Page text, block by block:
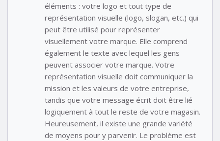
éléments : votre logo et tout type de
représentation visuelle (logo, slogan, etc.) qui
peut être utilisé pour représenter
visuellement votre marque. Elle comprend
également le texte avec lequel les gens
peuvent associer votre marque. Votre
représentation visuelle doit communiquer la
mission et les valeurs de votre entreprise,
tandis que votre message écrit doit être lié
logiquement à tout le reste de votre magasin.
Heureusement, il existe une grande variété
de moyens pour y parvenir. Le problème est